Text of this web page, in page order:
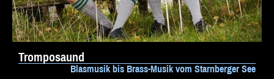
Tromposaund
Blasmusik bis Brass-Musik vom Starnberger See